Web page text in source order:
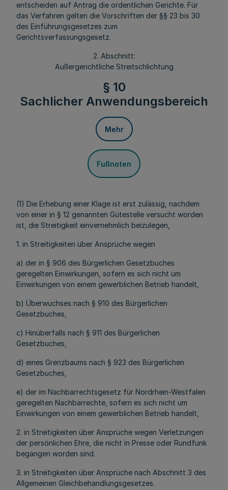
entscheiden auf Antrag die ordentlichen Gerichte. Für
das Verfahren gelten die Vorschriften der §§ 23 bis 30
des Einführungsgesetzes zum
Gerichtsverfassungsgesetz.
2. Abschnitt:
Außergerichtliche Streitschlichtung
§ 10
Sachlicher Anwendungsbereich
Mehr
Fußnoten
(1) Die Erhebung einer Klage ist erst zulässig, nachdem
von einer in § 12 genannten Gütestelle versucht worden
ist, die Streitigkeit einvernehmlich beizulegen,
1. in Streitigkeiten über Ansprüche wegen
a) der in § 906 des Bürgerlichen Gesetzbuches
geregelten Einwirkungen, sofern es sich nicht um
Einwirkungen von einem gewerblichen Betrieb handelt,
b) Überwuchses nach § 910 des Bürgerlichen
Gesetzbuches,
c) Hinüberfalls nach § 911 des Bürgerlichen
Gesetzbuches,
d) eines Grenzbaums nach § 923 des Bürgerlichen
Gesetzbuches,
e) der im Nachbarrechtsgesetz für Nordrhein-Westfalen
geregelten Nachbarrechte, sofern es sich nicht um
Einwirkungen von einem gewerblichen Betrieb handelt,
2. in Streitigkeiten über Ansprüche wegen Verletzungen
der persönlichen Ehre, die nicht in Presse oder Rundfunk
begangen worden sind.
3. in Streitigkeiten über Ansprüche nach Abschnitt 3 des
Allgemeinen Gleichbehandlungsgesetzes.